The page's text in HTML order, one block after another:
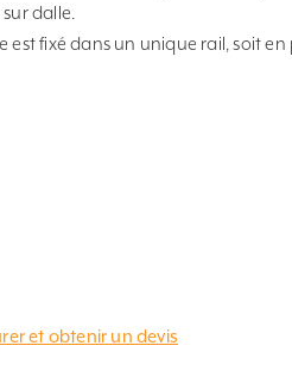
dalle.
est fixé dans un unique rail, soit
et obtenir un devis